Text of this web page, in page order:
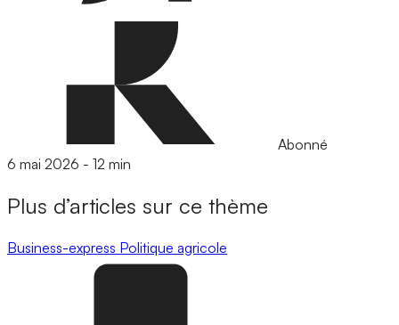
Abonné
6 mai 2026 - 12 min
Plus d’articles sur ce thème
Business-express Politique agricole